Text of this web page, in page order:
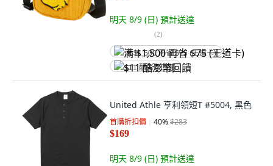
明天 8/9 (日) 預計送達
(2)
满 $1,500 再省 $75 (王道卡)
$11 酷澎幣回饋
United Athle 亨利領短T #5004, 黑色
首購折扣價 40%$283
$169
明天 8/9 (日) 預計送達